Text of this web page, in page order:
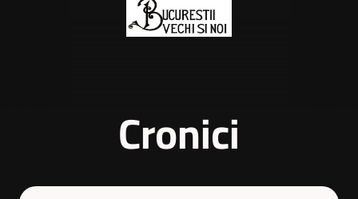
Cronici